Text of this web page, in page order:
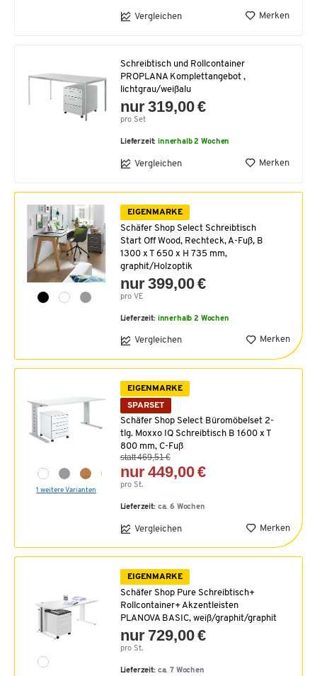
Vergleichen Merken
Schreibtisch und Rollcontainer
PROPLANA Komplettangebot ,
lichtgrau/weißalu
nur 319,00 €
pro Set
Lieferzeit:innerhalb 2 Wochen
Vergleichen Merken
EIGENMARKE
Schäfer Shop Select Schreibtisch
Start Off Wood, Rechteck, A-Fuß, B
1300 x T 650 x H 735 mm,
graphit/Holzoptik
nur 399,00 €
pro VE
Lieferzeit: innerhalb 2 Wochen
Vergleichen Merken
1 weitere Varianten
EIGENMARKE
SPARSET
Schäfer Shop Select Büromöbelset 2-
tlg. Moxxo IQ Schreibtisch B 1600 x T
800 mm, C-Fuß
statt 469,51 €
nur 449,00 €
pro St.
Lieferzeit: ca. 6 Wochen
Vergleichen Merken
EIGENMARKE
Schäfer Shop Pure Schreibtisch+
Rollcontainer+ Akzentleisten
PLANOVA BASIC, weiß/graphit/graphit
nur 729,00 €
pro St.
Lieferzeit: ca. 7 Wochen